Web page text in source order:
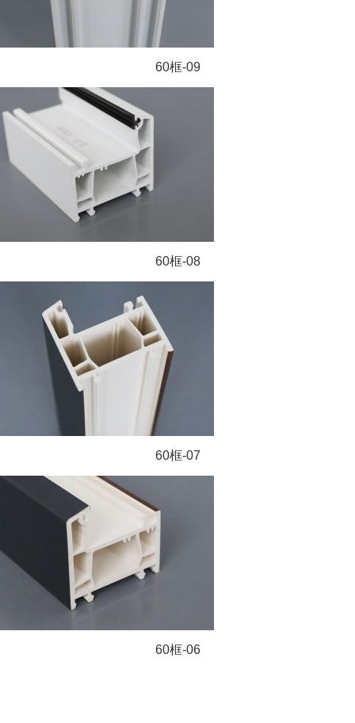
60框-09
60框-08
60框-07
60框-06